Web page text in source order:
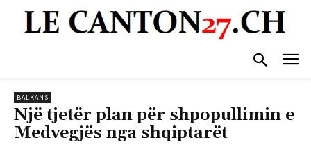
BALKANS
Një tjetër plan për shpopullimin e
Medvegjës nga shqiptarët